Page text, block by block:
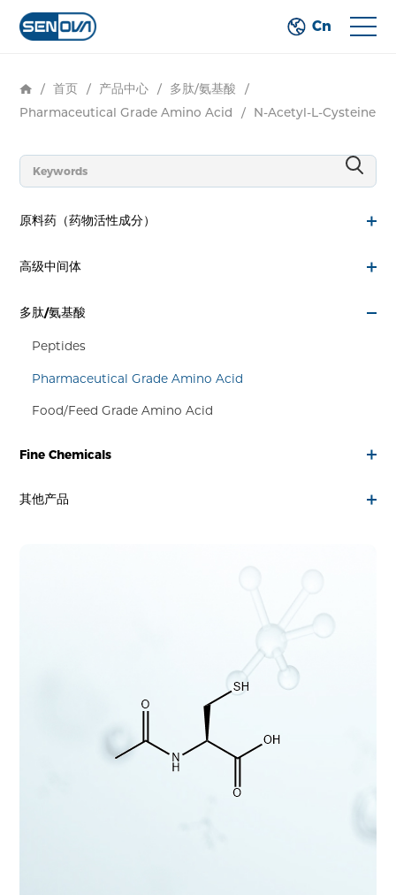
Cn
/ 首页 / 产品中心 / 多肽/氨基酸
/
Pharmaceutical Grade Amino Acid
/ N-Acetyl-L-Cysteine
原料药（药物活性成分）
高级中间体
多肽/氨基酸
Peptides
Pharmaceutical Grade Amino Acid
Food/Feed Grade Amino Acid
Fine Chemicals
其他产品